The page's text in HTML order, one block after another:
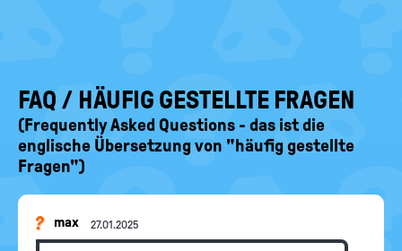
FAQ / HÄUFIG GESTELLTE FRAGEN
(Frequently Asked Questions - das ist die
englische Übersetzung von "häufig gestellte
Fragen")
max 27.01.2025